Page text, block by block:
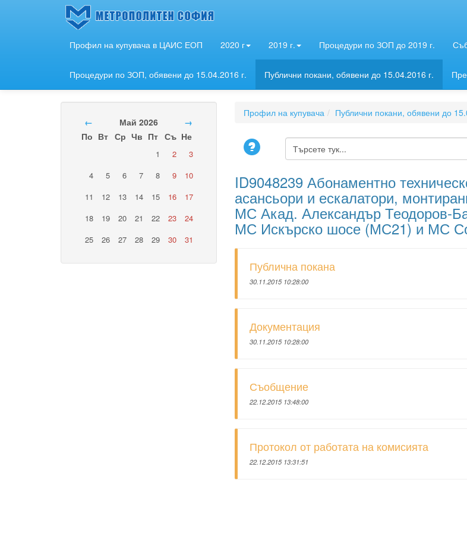
Профил на купувача в ЦАИС ЕОП 2020 г 2019 г. Процедури по ЗОП до 2019 г.
Процедури по ЗОП, обявени до 15.04.2016 г. Публични покани, обявени до 15.04.2016 г.
← Май 2026
→
По Вт Ср Чв Пт Съ Не
1 2
3
4
5 6 7 8 9
10
11
12 13 14 15 16
17
18
19 20 21 22 23
24
25
26 27 28 29 30 31
Профил на купувача Публични покани, обявени до
ID9048239 Абонаментно
асансьори и ескалатори,
МС Акад. Александър Теодоров-
МС Искърско шосе (МС21) и МС
Публична покана
30.11.2015 10:28:00
Документация
30.11.2015 10:28:00
Съобщение
22.12.2015 13:48:00
Протокол от работата на комисията
22.12.2015 13:31:51